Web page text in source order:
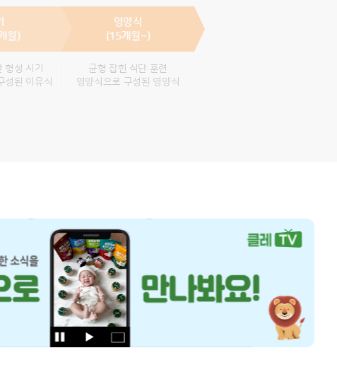
월)
영양식
(15개월~)
형성 시기
성된 이유식
균형 잡힌 식단 훈련
영양식으로 구성된 영양식